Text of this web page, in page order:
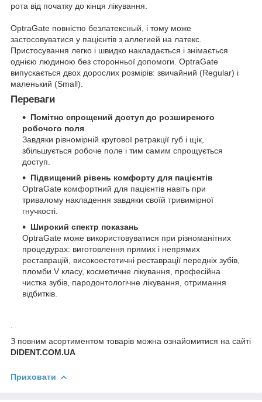
рота від початку до кінця лікування.
OptraGate повністю безлатексный, і тому може
застосовуватися у пацієнтів з аллегией на латекс.
Пристосування легко і швидко накладається і знімається
однією людиною без сторонньої допомоги. OptraGate
випускається двох дорослих розмірів: звичайний (Regular) і
маленький (Small).
Переваги
Помітно спрощений доступ до розширеного
робочого поля
Завдяки рівномірній кругової ретракції губ і щік,
збільшується робоче поле і тим самим спрощується
доступ.
Підвищений рівень комфорту для пацієнтів
OptraGate комфортний для пацієнтів навіть при
тривалому накладення завдяки своїй тривимірної
гнучкості.
Широкий спектр показань
OptraGate може використовуватися при різноманітних
процедурах: виготовлення прямих і непрямих
реставрацій, високоестетичні реставрації передніх зубів,
пломби V класу, косметичне лікування, професійна
чистка зубів, пародонтологічне лікування, отримання
відбитків.
З повним асортиментом товарів можна ознайомитися на сайті
DIDENT.COM.UA
Приховати